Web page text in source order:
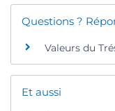
Questions ?
Valeurs du
Et aussi